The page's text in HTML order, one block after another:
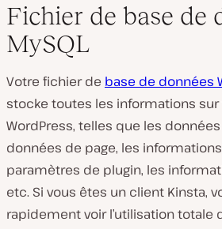
Fichier de base de
MySQL
Votre fichier de base de données
stocke toutes les informations sur
WordPress, telles que les données
données de page, les
paramètres de plugin, les
etc. Si vous êtes un client Kinsta,
rapidement voir l’utilisation totale